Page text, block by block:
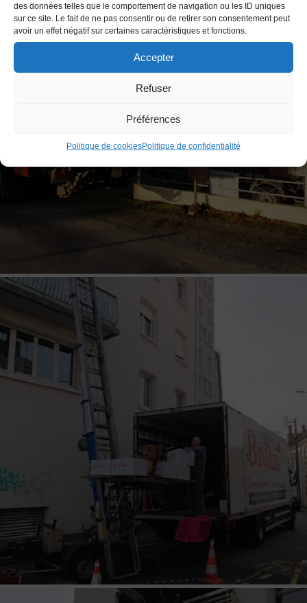
des données telles que le comportement de navigation ou les ID uniques
sur ce site. Le fait de ne pas consentir ou de retirer son consentement peut
avoir un effet négatif sur certaines caractéristiques et fonctions.
Accepter
Refuser
Préférences
Politique de cookiesPolitique de confidentialité